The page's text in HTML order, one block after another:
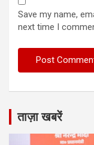
Save my name,
next time I
ताज़ा खबरें